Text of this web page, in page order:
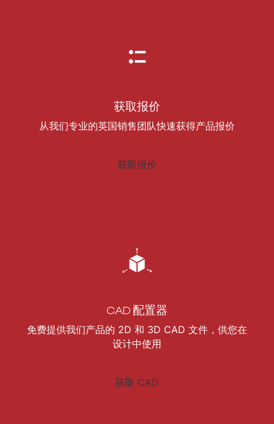
获取报价
从我们专业的英国销售团队快速获得产品报价
获取报价
CAD 配置器
免费提供我们产品的 2D 和 3D CAD 文件，供您在
设计中使用
获取 CAD